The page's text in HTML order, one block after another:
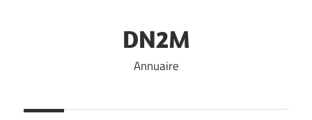
DN2M
Annuaire